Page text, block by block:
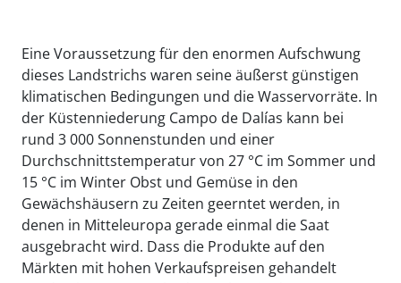
Eine Voraussetzung für den enormen Aufschwung
dieses Landstrichs waren seine äußerst günstigen
klimatischen Bedingungen und die Wasservorräte. In
der Küstenniederung Campo de Dalías kann bei
rund 3 000 Sonnenstunden und einer
Durchschnittstemperatur von 27 °C im Sommer und
15 °C im Winter Obst und Gemüse in den
Gewächshäusern zu Zeiten geerntet werden, in
denen in Mitteleuropa gerade einmal die Saat
ausgebracht wird. Dass die Produkte auf den
Märkten mit hohen Verkaufspreisen gehandelt